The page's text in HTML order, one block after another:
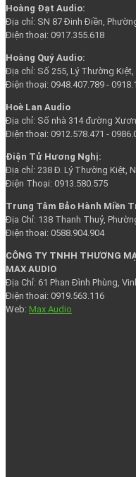
Hoàng Đạt Audio:
Địa chỉ: SN 87 Đinh Điền,
Điện thoại: 0917.355.618
Hoàng Quý Audio:
Địa chỉ: Số 255, Lý Thường Kiệt,
Điện thoại: 0948.407.789 -
Hoè Lan Audio
Địa chỉ: Số nhà 314 đường
Điện thoại: 0912.578.471 -
Điện Tử Hương Nghị:
Địa chỉ: 238 Đ. Lý Thường Kiệt,
Điện Thoại: 0913.580.575
Trung Tâm Bảo Hành Miền
Địa Chỉ: 138 Thanh Thuỷ,
Điện thoại: 0588.904.904
CÔNG TY TNHH THƯƠNG
MAX AUDIO
Địa Chỉ: 61 Phan Đình Phùng,
Điện thoại: 0919.563.116
Web: Max Audio